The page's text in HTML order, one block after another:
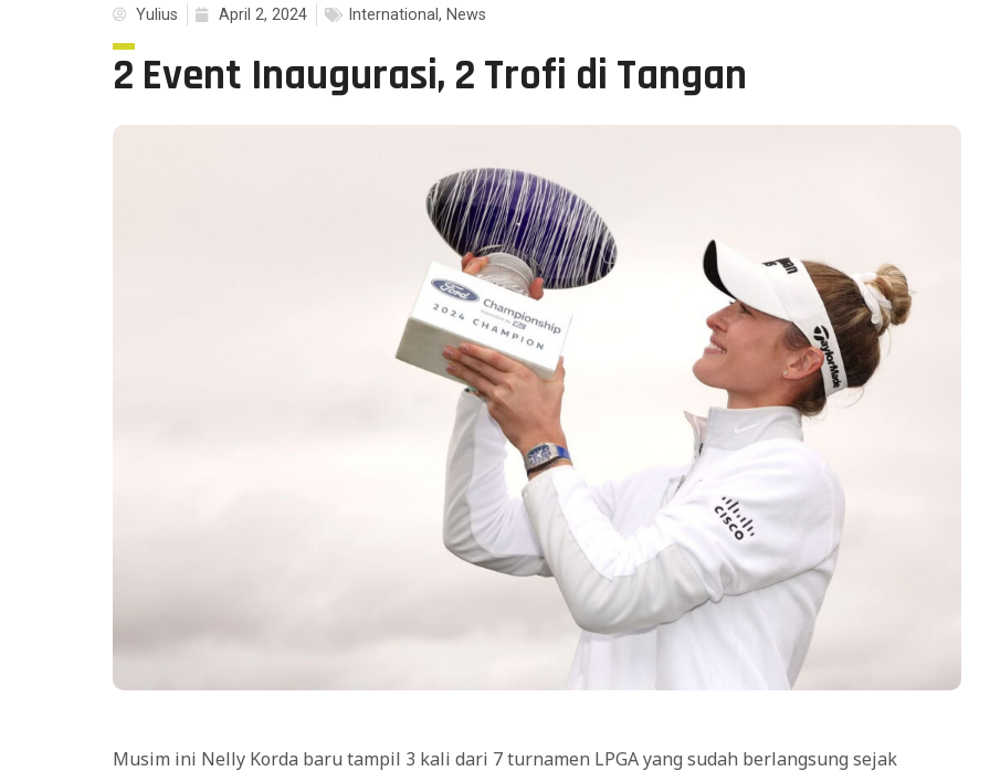
Yulius April 2, 2024 International, News
2 Event Inaugurasi, 2 Trofi di Tangan
Musim ini Nelly Korda baru tampil 3 kali dari 7 turnamen LPGA yang sudah berlangsung sejak